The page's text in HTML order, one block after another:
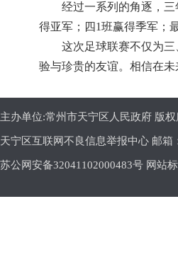
经过一系列的角逐，
得亚军；四1班赢得季军；
这次足球联赛不仅为
验与珍贵的友谊。相信在
主办单位:常州市天宁区人民政府 版
天宁区互联网不良信息举报中心 邮箱
苏公网安备32041102000483号 网站